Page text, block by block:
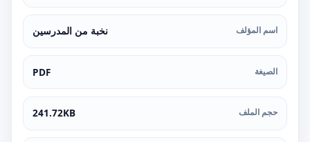
اسم المؤلف نخبة من المدرسين
الصيغة PDF
حجم الملف 241.72KB